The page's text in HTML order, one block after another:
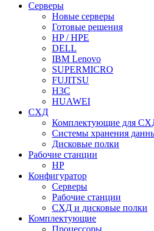
Серверы
Новые серверы
Готовые решения
HP / HPE
DELL
IBM Lenovo
SUPERMICRO
FUJITSU
H3C
HUAWEI
СХД
Комплектующие для
Системы хранения
Дисковые полки
Рабочие станции
HP
Конфигуратор
Серверы
Рабочие станции
СХД и дисковые полки
Комплектующие
Процессоры